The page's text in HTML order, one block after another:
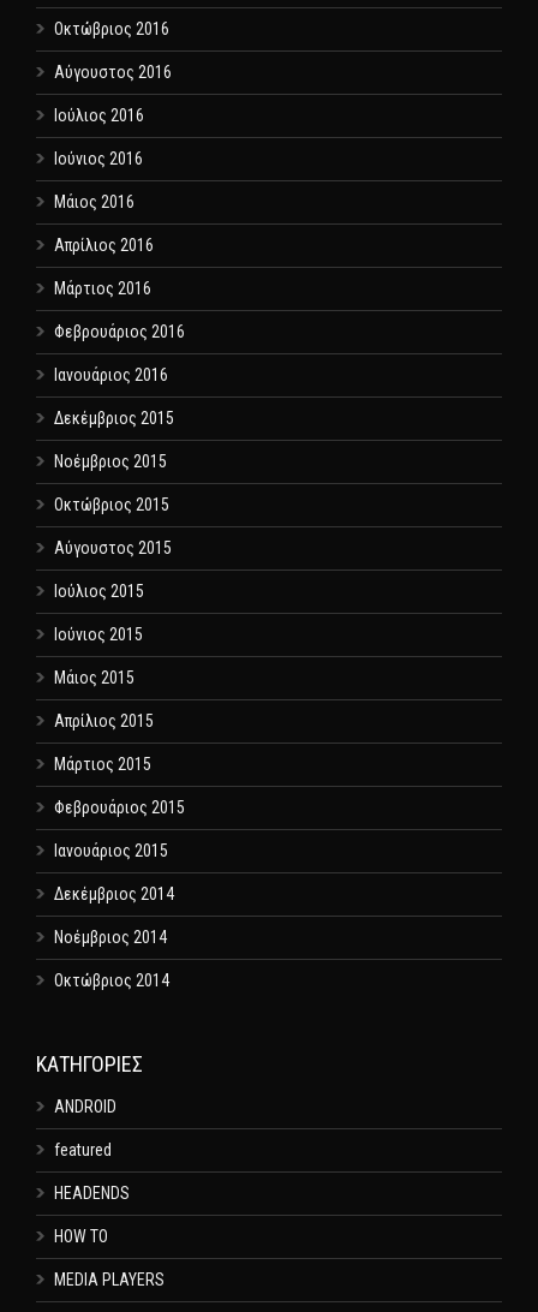
Οκτώβριος 2016
Αύγουστος 2016
Ιούλιος 2016
Ιούνιος 2016
Μάιος 2016
Απρίλιος 2016
Μάρτιος 2016
Φεβρουάριος 2016
Ιανουάριος 2016
Δεκέμβριος 2015
Νοέμβριος 2015
Οκτώβριος 2015
Αύγουστος 2015
Ιούλιος 2015
Ιούνιος 2015
Μάιος 2015
Απρίλιος 2015
Μάρτιος 2015
Φεβρουάριος 2015
Ιανουάριος 2015
Δεκέμβριος 2014
Νοέμβριος 2014
Οκτώβριος 2014
KΑΤΗΓΟΡΊΕΣ
ANDROID
featured
HEADENDS
HOW TO
MEDIA PLAYERS